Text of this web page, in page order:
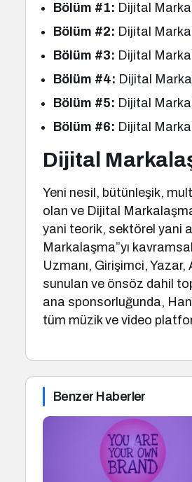
Bölüm #1: Dijital
Bölüm #2: Dijital
Bölüm #3: Dijital
Bölüm #4: Dijital
Bölüm #5: Dijital
Bölüm #6: Dijital
Dijital
Yeni nesil, bütünleşik,
olan ve Dijital
yani teorik, sektörel yani
Markalaşma”yı
Uzmanı, Girişimci,
sunulan ve önsöz dahil
ana sponsorluğunda,
tüm müzik ve video
Benzer Haberler